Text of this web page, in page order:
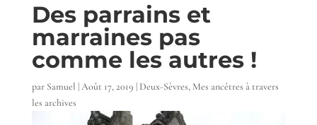
Des parrains et
marraines pas
comme les autres !
par Samuel |Août 17, 2019 | Deux-Sèvres, Mes ancêtres à travers
les archives